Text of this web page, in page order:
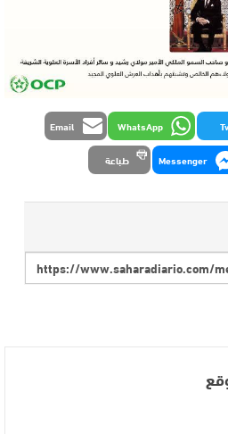
WhatsApp
Email
Messenger طباعة